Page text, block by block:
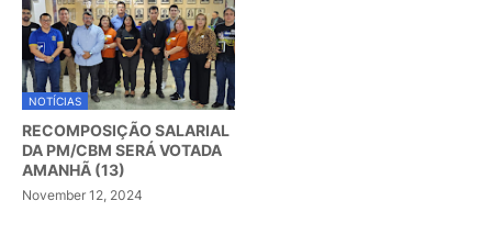
NOTÍCIAS
RECOMPOSIÇÃO SALARIAL
DA PM/CBM SERÁ VOTADA
AMANHÃ (13)
November 12, 2024